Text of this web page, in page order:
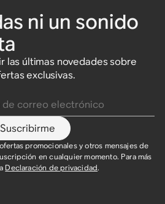
y
ni un sonido
las últimas novedades sobre
exclusivas.
Suscribirme
promocionales y otros mensajes de
en cualquier momento. Para más
Declaración de privacidad.